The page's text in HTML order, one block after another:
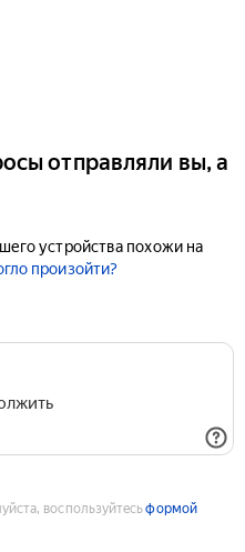
отправляли вы, а
устройства похожи на
произойти?
воспользуйтесьформой